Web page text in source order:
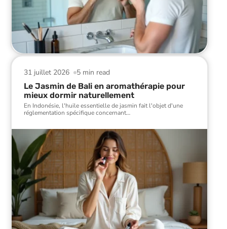
5 min read
31 juillet 2026
Le Jasmin de Bali en aromathérapie pour
mieux dormir naturellement
En Indonésie, l'huile essentielle de jasmin fait l'objet d'une
réglementation spécifique concernant…